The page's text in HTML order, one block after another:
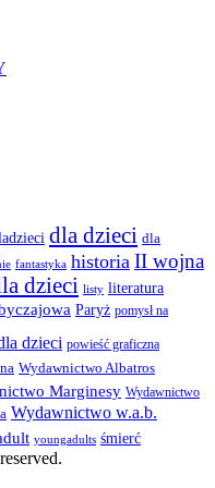
dla dzieci dla
fantastyka historia II wojna
dzieci listy literatura
Paryż pomysł na
dzieci powieść graficzna
Wydawnictwo Albatros
Marginesy Wydawnictwo
Wydawnictwo w.a.b.
youngadults śmierć